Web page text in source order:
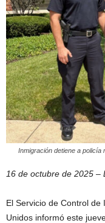
Inmigración detiene a policía
16 de octubre de 2025 –
El Servicio de Control de
Unidos informó este